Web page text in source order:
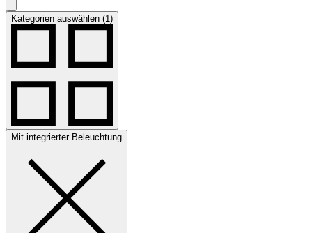
Kategorien auswählen (1)
Mit integrierter Beleuchtung